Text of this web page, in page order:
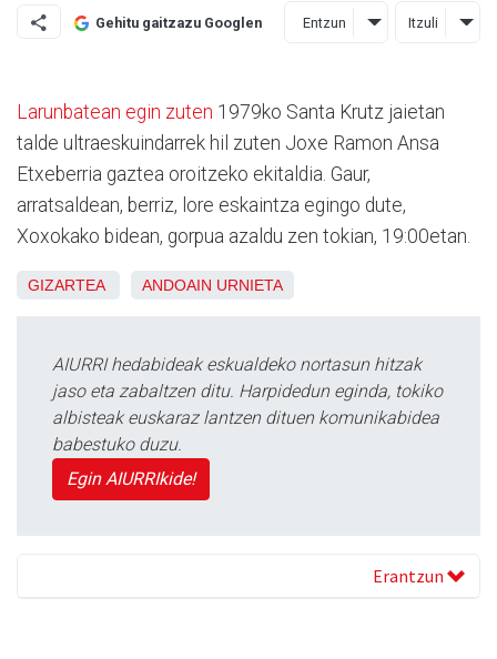
Gehitu gaitzazu Googlen Entzun Itzuli
Larunbatean egin zuten 1979ko Santa Krutz jaietan
talde ultraeskuindarrek hil zuten Joxe Ramon Ansa
Etxeberria gaztea oroitzeko ekitaldia. Gaur,
arratsaldean, berriz, lore eskaintza egingo dute,
Xoxokako bidean, gorpua azaldu zen tokian, 19:00etan.
GIZARTEA ANDOAIN URNIETA
AIURRI hedabideak eskualdeko nortasun hitzak
jaso eta zabaltzen ditu. Harpidedun eginda, tokiko
albisteak euskaraz lantzen dituen komunikabidea
babestuko duzu.
Egin AIURRIkide!
Erantzun